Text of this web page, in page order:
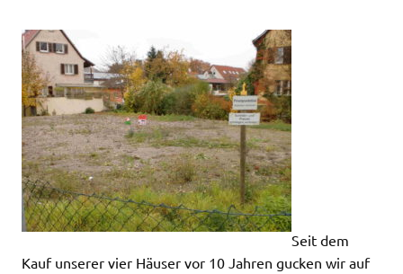
Seit dem
Kauf unserer vier Häuser vor 10 Jahren gucken wir auf